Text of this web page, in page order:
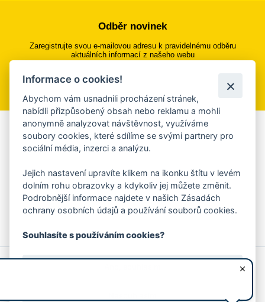
Odběr novinek
Zaregistrujte svou e-mailovou adresu k pravidelnému odběru
aktuálních informací z našeho webu
Přihlásit se k odběru
Aplikace Mobilní rozhlas
Chcete dostávat do svého mobilu či mailu upozornění na
ankety, pozvánky na kulturní a sportovní akce?
Více informací o aplikaci
© 2026 Magistrát města Zlína
Prohlášení o používání cookies
Informace o cookies!
Abychom vám usnadnili procházení stránek,
nabídli přizpůsobený obsah nebo reklamu a mohli
anonymně analyzovat návštěvnost, využíváme
soubory cookies, které sdílíme se svými partnery pro
sociální média, inzerci a analýzu.
Jejich nastavení upravíte klikem na ikonku štítu v levém
dolním rohu obrazovky a kdykoliv jej můžete změnit.
Podrobnější informace najdete v našich Zásadách
ochrany osobních údajů a používání souborů cookies.
Souhlasíte s používáním cookies?